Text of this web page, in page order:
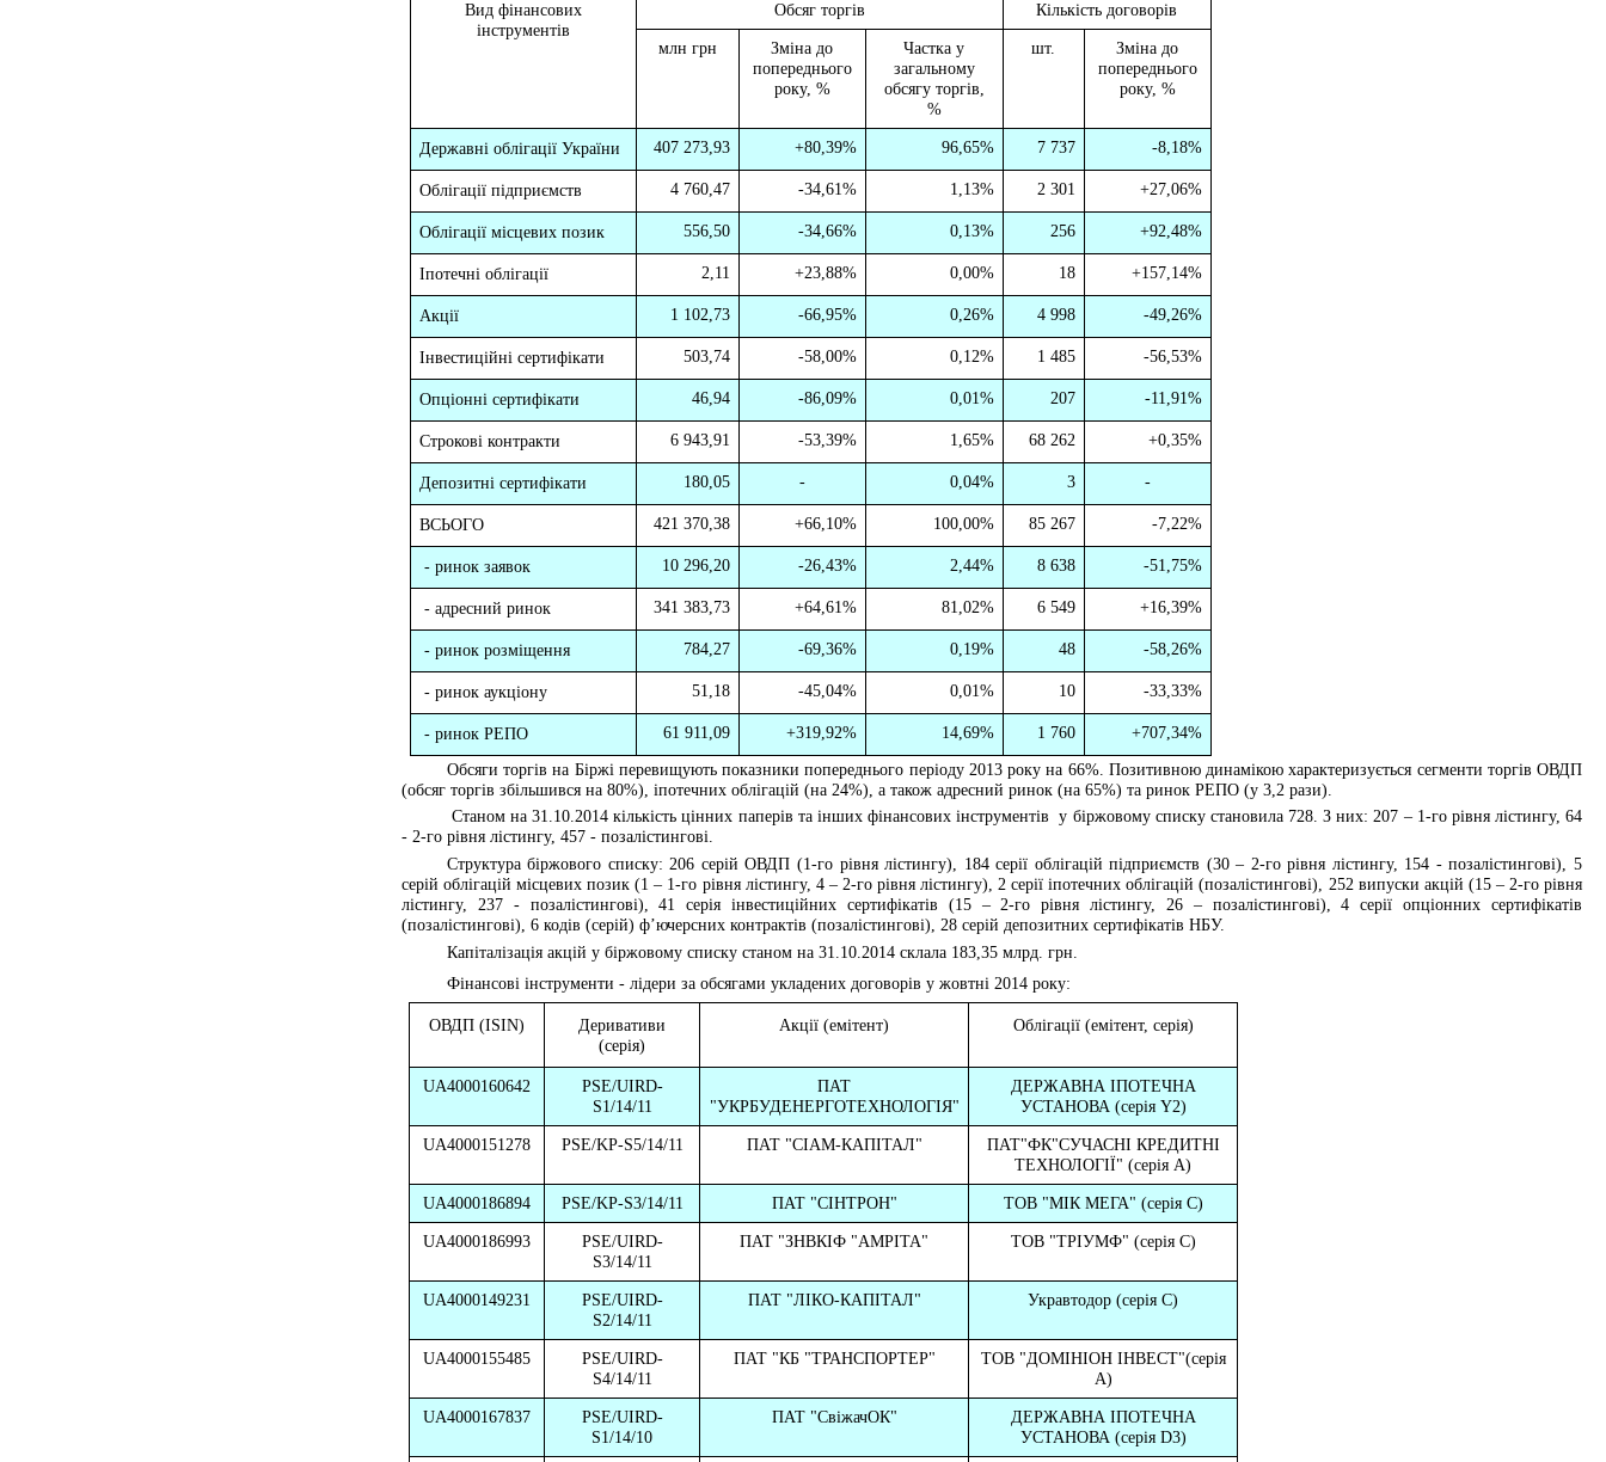
Вид фінансових
інструментів
Обсяг торгів Кількість договорів
млн грн
Зміна до
попереднього
року, %
Частка у
загальному
обсягу торгів,
%
шт.
Зміна до
попереднього
року, %
Державні облігації України 407 273,93 +80,39% 96,65% 7 737 -8,18%
Облігації підприємств 4 760,47 -34,61% 1,13% 2 301 +27,06%
Облігації місцевих позик 556,50 -34,66% 0,13% 256 +92,48%
Іпотечні облігації 2,11 +23,88% 0,00% 18 +157,14%
Акції 1 102,73 -66,95% 0,26% 4 998 -49,26%
Інвестиційні сертифікати 503,74 -58,00% 0,12% 1 485 -56,53%
Опціонні сертифікати 46,94 -86,09% 0,01% 207 -11,91%
Строкові контракти 6 943,91 -53,39% 1,65% 68 262 +0,35%
Депозитні сертифікати 180,05 - 0,04% 3 -
ВСЬОГО 421 370,38 +66,10% 100,00% 85 267 -7,22%
- ринок заявок 10 296,20 -26,43% 2,44% 8 638 -51,75%
- адресний ринок 341 383,73 +64,61% 81,02% 6 549 +16,39%
- ринок розміщення 784,27 -69,36% 0,19% 48 -58,26%
- ринок аукціону 51,18 -45,04% 0,01% 10 -33,33%
- ринок РЕПО 61 911,09 +319,92% 14,69% 1 760 +707,34%
Обсяги торгів на Біржі перевищують показники попереднього періоду 2013 року на 66%. Позитивною динамікою характеризується сегменти торгів ОВДП
(обсяг торгів збільшився на 80%), іпотечних облігацій (на 24%), а також адресний ринок (на 65%) та ринок РЕПО (у 3,2 рази).
Станом на 31.10.2014кількість цінних паперів та інших фінансових інструментів у біржовому спискустановила 728. З них: 207 – 1-го рівня лістингу, 64
- 2-го рівня лістингу, 457 - позалістингові.
Структура біржового списку: 206 серій ОВДП (1-го рівня лістингу), 184 серії облігацій підприємств (30 – 2-го рівня лістингу, 154 - позалістингові), 5
серій облігацій місцевих позик (1 – 1-го рівня лістингу, 4 – 2-го рівня лістингу), 2 серії іпотечних облігацій (позалістингові), 252 випуски акцій (15 – 2-го рівня
лістингу, 237 - позалістингові), 41 серія інвестиційних сертифікатів (15 – 2-го рівня лістингу, 26 – позалістингові), 4 серії опціонних сертифікатів
(позалістингові), 6 кодів (серій) ф’ючерсних контрактів (позалістингові), 28 серій депозитних сертифікатів НБУ.
Капіталізація акцій у біржовому спискустаном на 31.10.2014 склала 183,35 млрд. грн.
Фінансові інструменти - лідери за обсягами укладених договорів у жовтні 2014 року:
ОВДП (ISIN)
Деривативи
(серія)
Акції (емітент) Облігації (емітент, серія)
UA4000160642
PSE/UIRD-
S1/14/11
ПАТ
"УКРБУДЕНЕРГОТЕХНОЛОГІЯ"
ДЕРЖАВНА ІПОТЕЧНА
УСТАНОВА (серія Y2)
UA4000151278 PSE/KP-S5/14/11 ПАТ "СІАМ-КАПІТАЛ"
ПАТ"ФК"СУЧАСНІ КРЕДИТНІ
ТЕХНОЛОГІЇ" (серіяА)
UA4000186894 PSE/KP-S3/14/11 ПАТ "СІНТРОН" ТОВ "МІК МЕГА" (серія С)
UA4000186993
PSE/UIRD-
S3/14/11
ПАТ "ЗНВКІФ "АМРІТА" ТОВ "ТРІУМФ" (серія С)
UA4000149231
PSE/UIRD-
S2/14/11
ПАТ "ЛІКО-КАПІТАЛ" Укравтодор (серіяС)
UA4000155485
PSE/UIRD-
S4/14/11
ПАТ "КБ "ТРАНСПОРТЕР"
ТОВ "ДОМІНІОН ІНВЕСТ"(серія
А)
UA4000167837
PSE/UIRD-
S1/14/10
ПАТ "СвіжачОК"
ДЕРЖАВНА ІПОТЕЧНА
УСТАНОВА (серія D3)